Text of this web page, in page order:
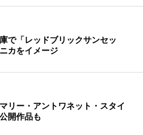
で「レッドブリックサンセッ
カをイメージ
リー・アントワネット・スタイ
開作品も